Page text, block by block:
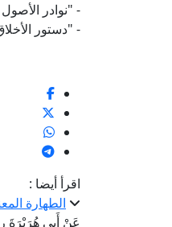
- "نوادر
- "دستور
اقرأ أيضا :
الطهارة
عَنْ أَبِي هُرَيْرَةَ